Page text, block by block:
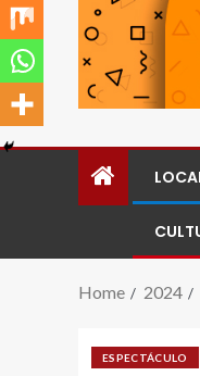
Home 2024
ESPECTÁCULO